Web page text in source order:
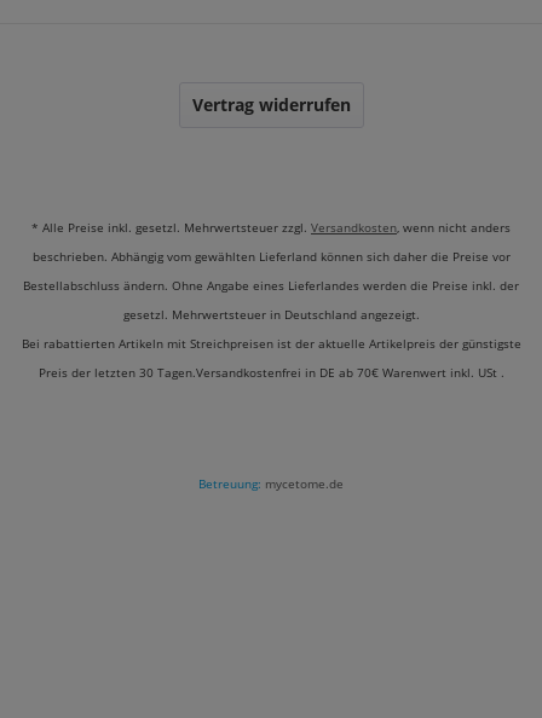
Vertrag widerrufen
* Alle Preise inkl. gesetzl. Mehrwertsteuer zzgl. Versandkosten , wenn nicht anders
beschrieben. Abhängig vom gewählten Lieferland können sich daher die Preise vor
Bestellabschluss ändern. Ohne Angabe eines Lieferlandes werden die Preise inkl. der
gesetzl. Mehrwertsteuer in Deutschland angezeigt.
Bei rabattierten Artikeln mit Streichpreisen ist der aktuelle Artikelpreis der günstigste
Preis der letzten 30 Tagen.Versandkostenfrei in DE ab 70€ Warenwert inkl. USt .
Betreuung: mycetome.de